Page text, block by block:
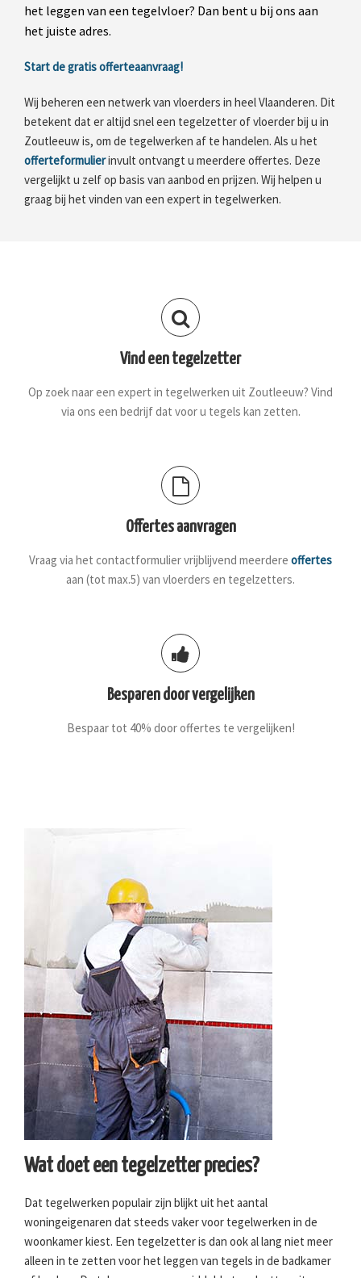
het leggen van een tegelvloer? Dan bent u bij ons aan
het juiste adres.
Start de gratis offerteaanvraag!
Wij beheren een netwerk van vloerders in heel Vlaanderen. Dit
betekent dat er altijd snel een tegelzetter of vloerder bij u in
Zoutleeuw is, om de tegelwerken af te handelen. Als u het
offerteformulierinvult ontvangt u meerdere offertes. Deze
vergelijkt u zelf op basis van aanbod en prijzen. Wij helpen u
graag bij het vinden van een expert in tegelwerken.
Vind een tegelzetter
Op zoek naar een expert in tegelwerken uit Zoutleeuw? Vind
via ons een bedrijf dat voor u tegels kan zetten.
Offertes aanvragen
Vraag via het contactformulier vrijblijvend meerdere offertes
aan (tot max.5) van vloerders en tegelzetters.
Besparen door vergelijken
Bespaar tot 40% door offertes te vergelijken!
Wat doet een tegelzetter precies?
Dat tegelwerken populair zijn blijkt uit het aantal
woningeigenaren dat steeds vaker voor tegelwerken in de
woonkamer kiest. Een tegelzetter is dan ook al lang niet meer
alleen in te zetten voor het leggen van tegels in de badkamer